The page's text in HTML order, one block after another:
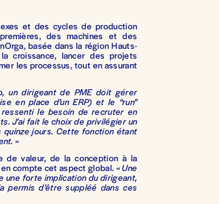
et des cycles de production
des machines et des
basée dans la région Hauts-
croissance, lancer des projets
les processus, tout en assurant
un dirigeant de PME doit gérer
en place d’un ERP) et le “run”
ressenti le besoin de recruter en
.J’ai fait le choix de privilégier un
jours. Cette fonction étant
»
de valeur, de la conception à la
compte cet aspect global. «Une
une forte implication du dirigeant,
permis d’être suppléé dans ces